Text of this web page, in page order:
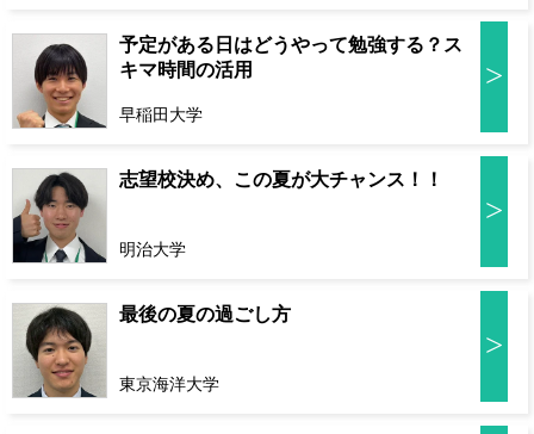
予定がある日はどうやって勉強する？ス
キマ時間の活用
早稲田大学
>
志望校決め、この夏が大チャンス！！
明治大学
>
最後の夏の過ごし方
東京海洋大学
>